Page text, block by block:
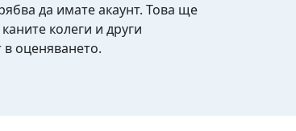
да имате акаунт. Това ще
колеги и други
в оценяването.